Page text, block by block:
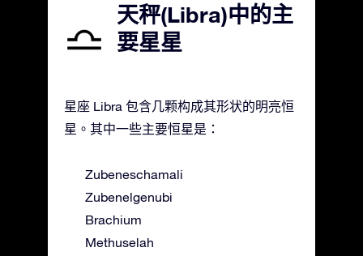
天秤(Libra)中的主
要星星
星座 Libra 包含几颗构成其形状的明亮恒
星。其中一些主要恒星是：
Zubeneschamali
Zubenelgenubi
Brachium
Methuselah